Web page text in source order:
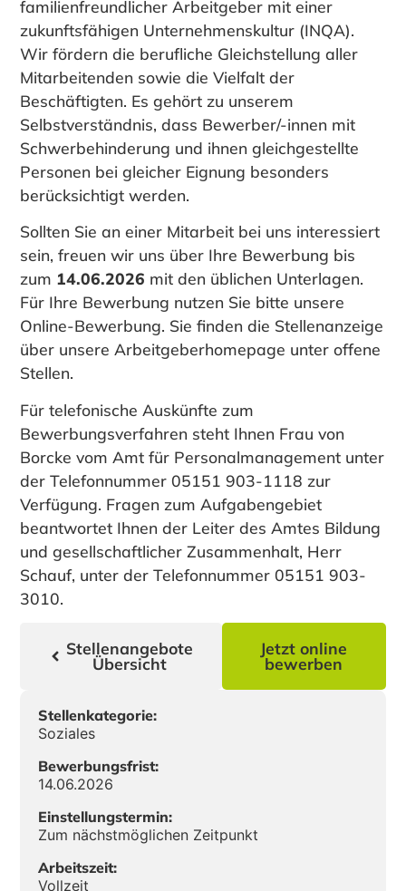
familienfreundlicher Arbeitgeber mit einer
zukunftsfähigen Unternehmenskultur (INQA).
Wir fördern die berufliche Gleichstellung aller
Mitarbeitenden sowie die Vielfalt der
Beschäftigten. Es gehört zu unserem
Selbstverständnis, dass Bewerber/-innen mit
Schwerbehinderung und ihnen gleichgestellte
Personen bei gleicher Eignung besonders
berücksichtigt werden.
Sollten Sie an einer Mitarbeit bei uns interessiert
sein, freuen wir uns über Ihre Bewerbung bis
zum 14.06.2026 mit den üblichen Unterlagen.
Für Ihre Bewerbung nutzen Sie bitte unsere
Online-Bewerbung. Sie finden die Stellenanzeige
über unsere Arbeitgeberhomepage unteroffene
Stellen.
Für telefonische Auskünfte zum
Bewerbungsverfahren steht Ihnen Frau von
Borcke vom Amt für Personalmanagement unter
der Telefonnummer 05151 903-1118 zur
Verfügung. Fragen zum Aufgabengebiet
beantwortet Ihnen der Leiter des Amtes Bildung
und gesellschaftlicher Zusammenhalt, Herr
Schauf, unter der Telefonnummer 05151 903-
3010.
Stellenangebote
Übersicht
Jetzt online
bewerben
Stellenkategorie:
Soziales
Bewerbungsfrist:
14.06.2026
Einstellungstermin:
Zum nächstmöglichen Zeitpunkt
Arbeitszeit:
Vollzeit